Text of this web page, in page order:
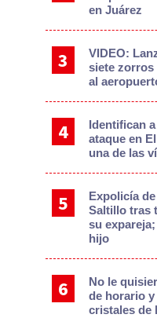
en Juárez
VIDEO:
siete zorros
al
Identifican
ataque en
una de las
Expolicía
Saltillo tras
su
hijo
No le
de horario
cristales de